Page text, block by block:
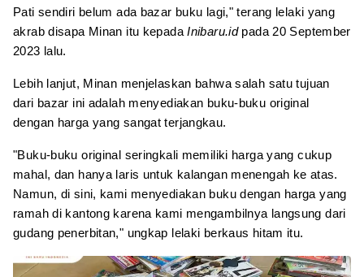
Pati sendiri belum ada bazar buku lagi," terang lelaki yang
akrab disapa Minan itu kepadaInibaru.idpada 20 September
2023 lalu.
Lebih lanjut, Minan menjelaskan bahwa salah satu tujuan
dari bazar ini adalah menyediakan buku-buku original
dengan harga yang sangat terjangkau.
"Buku-buku original seringkali memiliki harga yang cukup
mahal, dan hanya laris untuk kalangan menengah ke atas.
Namun, di sini, kami menyediakan buku dengan harga yang
ramah di kantong karena kami mengambilnya langsung dari
gudang penerbitan," ungkap lelaki berkaus hitam itu.